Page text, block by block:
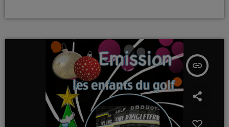
insert_link